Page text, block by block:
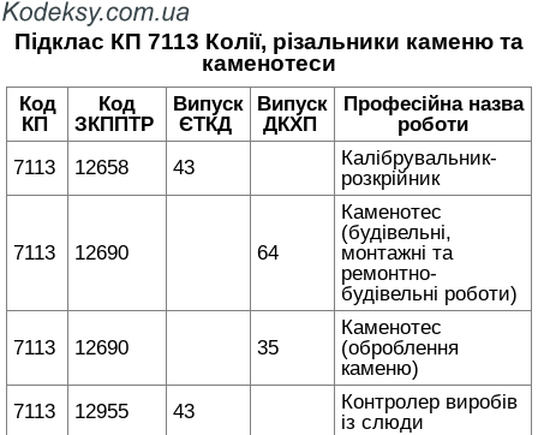
Підклас КП 7113 Колії, різальники каменю та
каменотеси
Код
КП
Код
ЗКППТР
Випуск
ЄТКД
Випуск
ДКХП
Професійна назва
роботи
7113
12658 43
Калібрувальник-
розкрійник
7113 12690 64
Каменотес
(будівельні,
монтажні та
ремонтно-
будівельні роботи)
7113 12690 35
Каменотес
(оброблення
каменю)
7113
12955 43
Контролер виробів
із слюди